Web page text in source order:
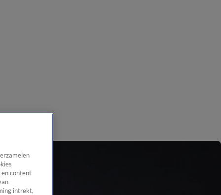
en content
intrekt,